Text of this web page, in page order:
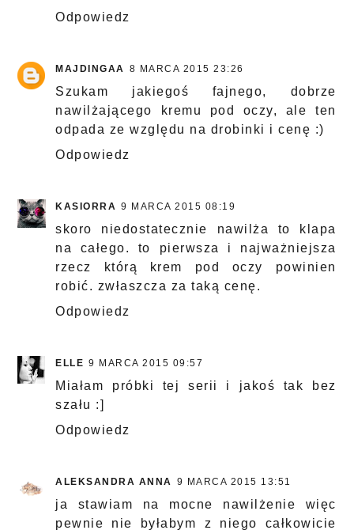
Odpowiedz
MAJDINGAA 8 MARCA 2015 23:26
Szukam jakiegoś fajnego, dobrze
nawilżającego kremu pod oczy, ale ten
odpada ze względu na drobinki i cenę :)
Odpowiedz
KASIORRA 9 MARCA 2015 08:19
skoro niedostatecznie nawilża to klapa
na całego. to pierwsza i najważniejsza
rzecz którą krem pod oczy powinien
robić. zwłaszcza za taką cenę.
Odpowiedz
ELLE 9 MARCA 2015 09:57
Miałam próbki tej serii i jakoś tak bez
szału :]
Odpowiedz
ALEKSANDRA ANNA 9 MARCA 2015 13:51
ja stawiam na mocne nawilżenie więc
pewnie nie byłabym z niego całkowicie